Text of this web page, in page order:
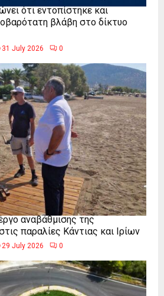
ότι εντοπίστηκε και
βλάβη στο δίκτυο
31 July 2026 0
αναβάθμισης της
παραλίες Κάντιας και Ιρίων
29 July 2026 0